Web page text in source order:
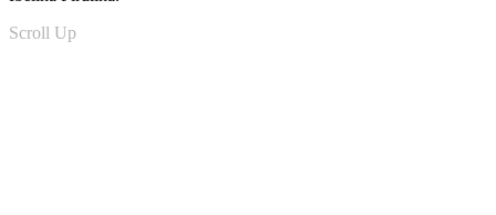
Scroll Up